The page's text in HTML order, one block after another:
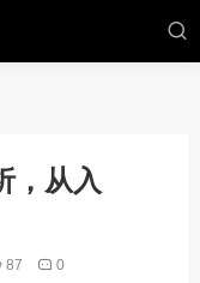
，从入
87 0